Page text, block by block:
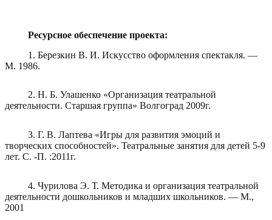
Ресурсное обеспечение проекта:
1. Березкин В. И. Искусство оформления спектакля. —
М. 1986.
2. Н. Б. Улашенко «Организация театральной
деятельности. Старшая группа» Волгоград 2009г.
3. Г. В. Лаптева «Игры для развития эмоций и
творческих способностей». Театральные занятия для детей 5-9
лет. С. -П. :2011г.
4. Чурилова Э. Т. Методика и организация театральной
деятельности дошкольников и младших школьников. — М.,
2001